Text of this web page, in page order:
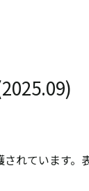
れています。